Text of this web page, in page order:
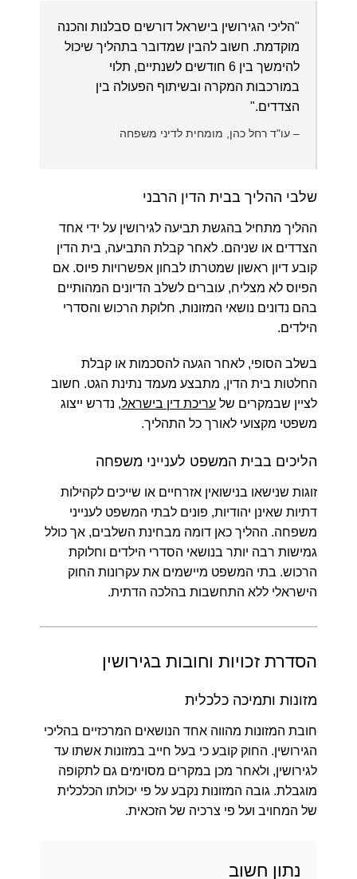
"הליכי הגירושין בישראל דורשים סבלנות והכנה
מוקדמת. חשוב להבין שמדובר בתהליך שיכול
להימשך בין 6 חודשים לשנתיים, תלוי
במורכבות המקרה ובשיתוף הפעולה בין
הצדדים."
– עו"ד רחל כהן, מומחית לדיני משפחה
שלבי ההליך בבית הדין הרבני
ההליך מתחיל בהגשת תביעה לגירושין על ידי אחד
הצדדים או שניהם. לאחר קבלת התביעה, בית הדין
קובע דיון ראשון שמטרתו לבחון אפשרויות פיוס. אם
הפיוס לא מצליח, עוברים לשלב הדיונים המהותיים
בהם נדונים נושאי המזונות, חלוקת הרכוש והסדרי
הילדים.
בשלב הסופי, לאחר הגעה להסכמות או קבלת
החלטות בית הדין, מתבצע מעמד נתינת הגט. חשוב
לציין שבמקרים של עריכת דין בישראל, נדרש ייצוג
משפטי מקצועי לאורך כל התהליך.
הליכים בבית המשפט לענייני משפחה
זוגות שנישאו בנישואין אזרחיים או שייכים לקהילות
דתיות שאינן יהודיות, פונים לבתי המשפט לענייני
משפחה. ההליך כאן דומה מבחינת השלבים, אך כולל
גמישות רבה יותר בנושאי הסדרי הילדים וחלוקת
הרכוש. בתי המשפט מיישמים את עקרונות החוק
הישראלי ללא התחשבות בהלכה הדתית.
הסדרת זכויות וחובות בגירושין
מזונות ותמיכה כלכלית
חובת המזונות מהווה אחד הנושאים המרכזיים בהליכי
הגירושין. החוק קובע כי בעל חייב במזונות אשתו עד
לגירושין, ולאחר מכן במקרים מסוימים גם לתקופה
מוגבלת. גובה המזונות נקבע על פי יכולתו הכלכלית
של המחויב ועל פי צרכיה של הזכאית.
נתון חשוב